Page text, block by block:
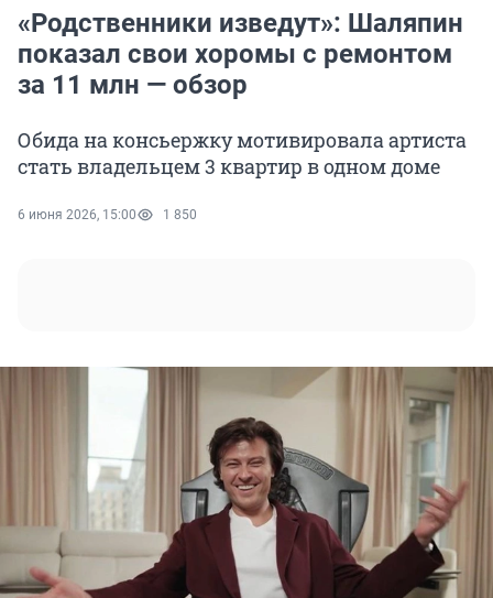
«Родственники изведут»: Шаляпин
показал свои хоромы с ремонтом
за 11 млн — обзор
Обида на консьержку мотивировала артиста
стать владельцем 3 квартир в одном доме
6 июня 2026, 15:00 1 850